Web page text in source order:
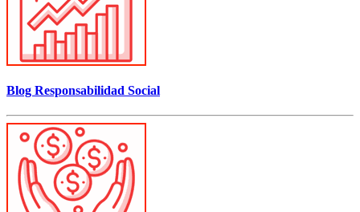
Blog Responsabilidad Social